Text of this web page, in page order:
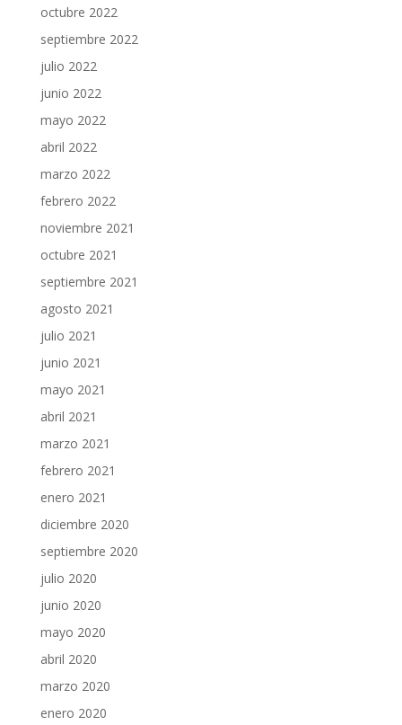
octubre 2022
septiembre 2022
julio 2022
junio 2022
mayo 2022
abril 2022
marzo 2022
febrero 2022
noviembre 2021
octubre 2021
septiembre 2021
agosto 2021
julio 2021
junio 2021
mayo 2021
abril 2021
marzo 2021
febrero 2021
enero 2021
diciembre 2020
septiembre 2020
julio 2020
junio 2020
mayo 2020
abril 2020
marzo 2020
enero 2020